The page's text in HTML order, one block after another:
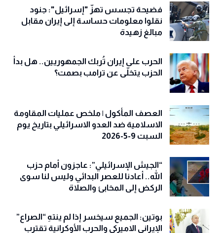
فضيحة تجسس تهزّ "إسرائيل": جنود
نقلوا معلومات حساسة إلى إيران مقابل
مبالغ زهيدة
الحرب على إيران تُربك الجمهوريين.. هل بدأ
الحزب يتخلّى عن ترامب بصمت؟
العصف المأكول | ملخص عمليات المقاومة
الاسلامية ضد العدو الاسرائيلي بتاريخ يوم
السبت 9-5-2026
“الجيش الإسرائيلي”: عاجزون أمام حزب
الله.. أعادنا للعصر البدائي وليس لنا سوى
الركض إلى المخابئ والصلاة
بوتين: الجميع سيخسر إذا لم ينتهِ “الصراع”
الإيراني الاميركي والحرب الأوكرانية تقترب